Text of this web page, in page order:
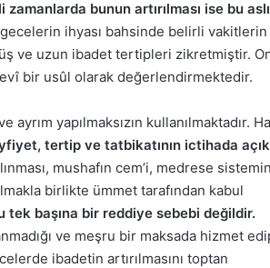
bunun artırılması ise bu
ihyası bahsinde belirli vakitlerin
ve uzun ibadet tertipleri zikretmiştir.
bir usûl olarak değerlendirmektedir.
yapılmaksızın kullanılmaktadır.
tertip ve tatbikatının ictihada açık
mushafın cem’i, medrese
birlikte ümmet tarafından kabul
tek başına bir reddiye sebebi değildir.
ve meşru bir maksada hizmet
ibadetin artırılmasını toptan